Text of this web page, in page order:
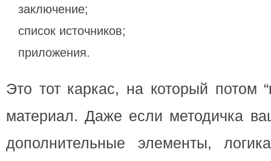
заключение;
список источников;
приложения.
Это тот каркас, на который потом
материал. Даже если методичка
дополнительные элементы,